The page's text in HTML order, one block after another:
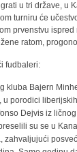
u tri države, u
turniru će
prvenstvu
ratom,
fudbaleri:
kluba Bajern
porodici
Dejvis iz
su se u
zahvaljujući